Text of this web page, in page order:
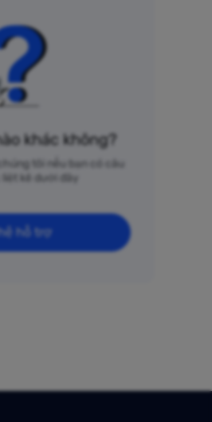
khác không?
tôi nếu bạn có câu
kê dưới đây
hỗ trợ